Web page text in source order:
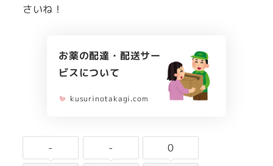
さいね！
お薬の配達・配送サー
ビスについて
kusurinotakagi.com
- - 0